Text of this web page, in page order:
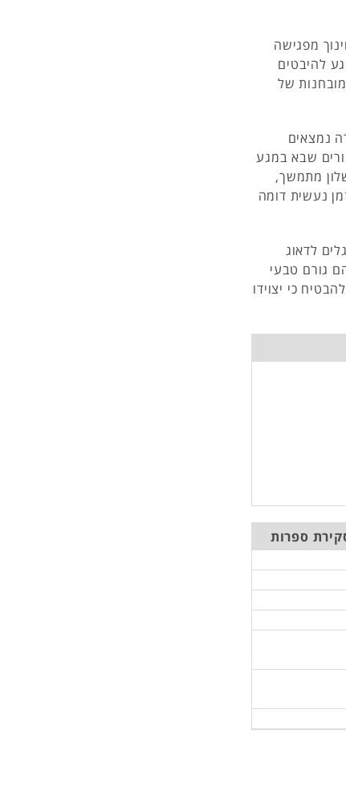
מפגישה
להיבטים
של
נמצאים
שבא במגע
מתמשך,
נעשית דומה
לדאוג
גורם טבעי
כי יצוידו
ספרות